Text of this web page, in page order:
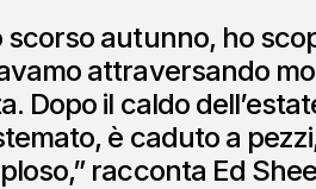
scorso autunno, ho
attraversando
Dopo il caldo
è caduto a
racconta Ed